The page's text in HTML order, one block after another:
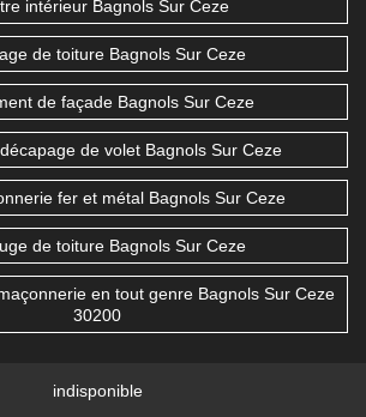
intérieur Bagnols Sur Ceze
de toiture Bagnols Sur Ceze
de façade Bagnols Sur Ceze
de volet Bagnols Sur Ceze
fer et métal Bagnols Sur Ceze
de toiture Bagnols Sur Ceze
en tout genre Bagnols Sur Ceze
30200
indisponible